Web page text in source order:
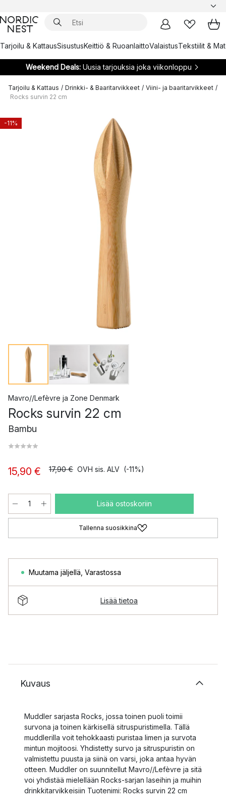
Tarjoilu & KattausSisustusKeittiö & RuoanlaittoValaistusTekstiilit &
Weekend Deals:Uusia tarjouksia joka viikonloppu
Tarjoilu & Kattaus / Drinkki- & Baaritarvikkeet / Viini- ja baaritarvikkeet /
Rocks survin 22 cm
-11%
Mavro//Lefèvre ja Zone Denmark
Rocks survin 22 cm
Bambu
15,90 € 17,90 € OVH sis. ALV (-11%)
Lisää ostoskoriin
Tallenna suosikkina
Muutama jäljellä Varastossa
Lisää tietoa
Kuvaus
Muddler sarjasta Rocks, jossa toinen puoli toimii
survona ja toinen kärkisellä sitruspuristimella. Tällä
muddlerilla voit tehokkaasti puristaa limen ja survota
mintun mojitoosi. Yhdistetty survo ja sitruspuristin on
valmistettu puusta ja siinä on varsi, joka antaa hyvän
otteen. Muddler on suunnitellut Mavro//Lefèvre ja sitä
voi yhdistää mielellään Rocks-sarjan laseihin ja muihin
drinkkitarvikkeisiin Tuotenimi: Rocks survin 22 cm